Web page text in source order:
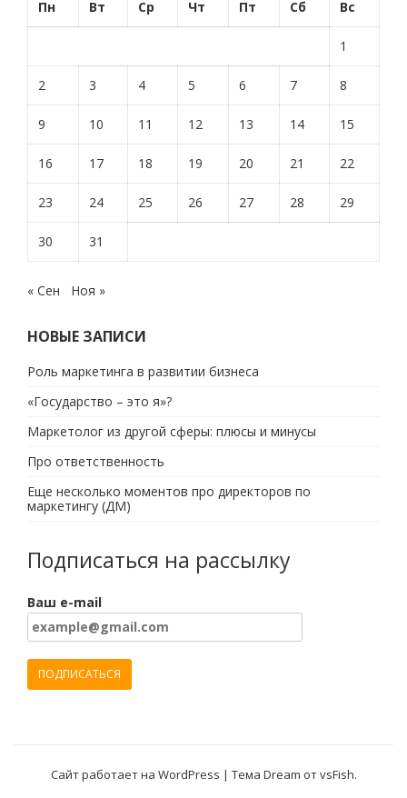
Пн Вт Ср Чт Пт Сб Вс
1
2 3 4 5 6 7 8
9 10 11 12 13 14 15
16 17 18 19 20 21 22
23 24 25 26 27 28 29
30 31
« Сен Ноя »
НОВЫЕ ЗАПИСИ
Роль маркетинга в развитии бизнеса
«Государство – это я»?
Маркетолог из другой сферы: плюсы и минусы
Про ответственность
Еще несколько моментов про директоров по
маркетингу (ДМ)
Подписаться на рассылку
Ваш e-mail
Сайт работает на WordPress | Тема Dream отvsFish.